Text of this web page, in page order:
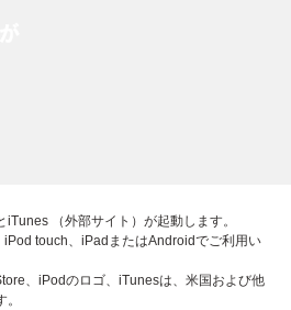
iTunes （外部サイト）が起動します。
iPod touch、iPadまたはAndroidでご利用い
、iPodのロゴ、iTunesは、米国および他